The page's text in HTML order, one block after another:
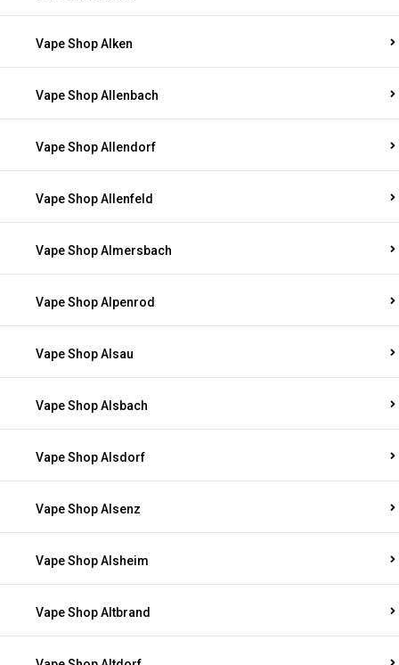
Vape Shop Alken
Vape Shop Allenbach
Vape Shop Allendorf
Vape Shop Allenfeld
Vape Shop Almersbach
Vape Shop Alpenrod
Vape Shop Alsau
Vape Shop Alsbach
Vape Shop Alsdorf
Vape Shop Alsenz
Vape Shop Alsheim
Vape Shop Altbrand